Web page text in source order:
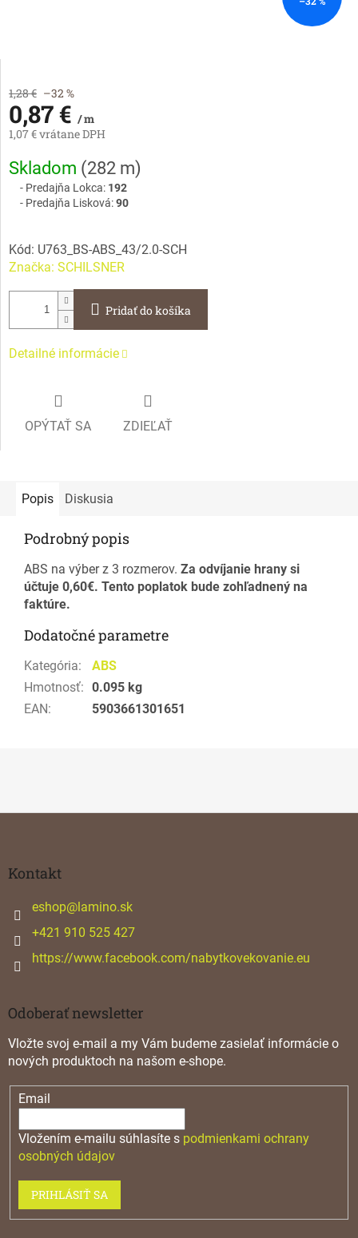
1,28 € –32 %
0,87 € / m
1,07 € vrátane DPH
Jednotková
cena:
Skladom (282 m)
Predajňa Lokca: 192
Predajňa Lisková:90
Kód: U763_BS-ABS_43/2.0-SCH
Značka: SCHILSNER
Pridať do košíka
Detailné informácie
OPÝTAŤ SA ZDIEĽAŤ
Popis Diskusia
Podrobný popis
ABS na výber z 3 rozmerov. Za odvíjanie hrany si
účtuje 0,60€. Tento poplatok bude zohľadnený na
faktúre.
Dodatočné parametre
Kategória:
ABS
Hmotnosť: 0.095 kg
EAN: 5903661301651
Kontakt
eshop@lamino.sk
+421 910 525 427
https://www.facebook.com/nabytkovekovanie.eu
Odoberať newsletter
Vložte svoj e-mail a my Vám budeme zasielať informácie o
nových produktoch na našom e-shope.
Email
Vložením e-mailu súhlasíte s podmienkami ochrany
osobných údajov
PRIHLÁSIŤ SA